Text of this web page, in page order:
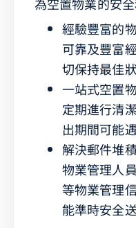
為空置物業的安
經驗豐富的
可靠及豐富
切保持最佳狀
一站式空置
定期進行清
出期間可能
解決郵件堆
物業管理人
等物業管理
能準時安全